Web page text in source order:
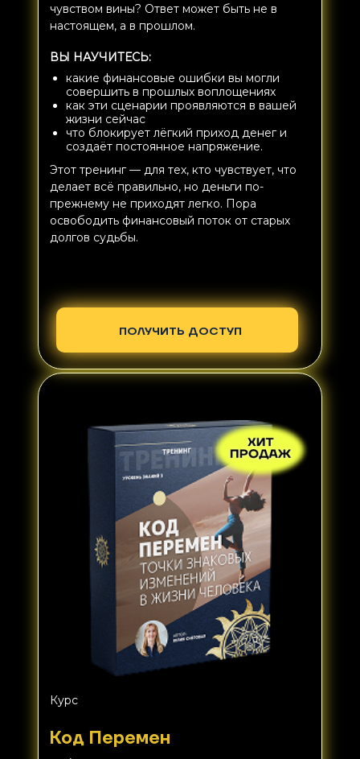
чувством вины? Ответ может быть не в
настоящем, а в прошлом.
ВЫ НАУЧИТЕСЬ:
какие финансовые ошибки вы могли
совершить в прошлых воплощениях
как эти сценарии проявляются в вашей
жизни сейчас
что блокирует лёгкий приход денег и
создаёт постоянное напряжение.
Этот тренинг — для тех, кто чувствует, что
делает всё правильно, но деньги по-
прежнему не приходят легко. Пора
освободить финансовый поток от старых
долгов судьбы.
ПОЛУЧИТЬ ДОСТУП
Курс
Код Перемен